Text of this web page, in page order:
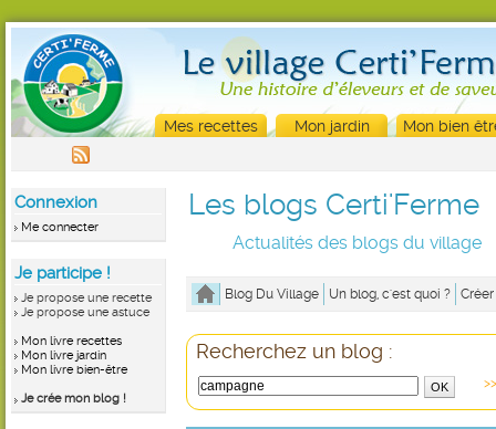
Mes recettes Mon jardin Mon bien
Connexion
Me connecter
Je participe !
Je propose une recette
Je propose une astuce
Mon livre recettes
Mon livre jardin
Mon livre bien-être
Je crée mon blog !
Les blogs Certi'Ferme
Actualités des blogs du village
Blog Du Village Un blog, c'est quoi ?
Recherchez un blog :